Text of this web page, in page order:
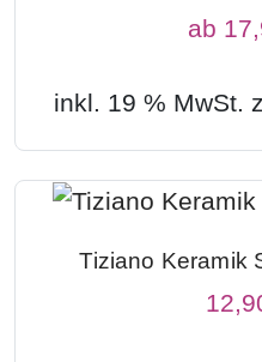
ab
inkl. 19 % MwSt.
Tiziano Keramik